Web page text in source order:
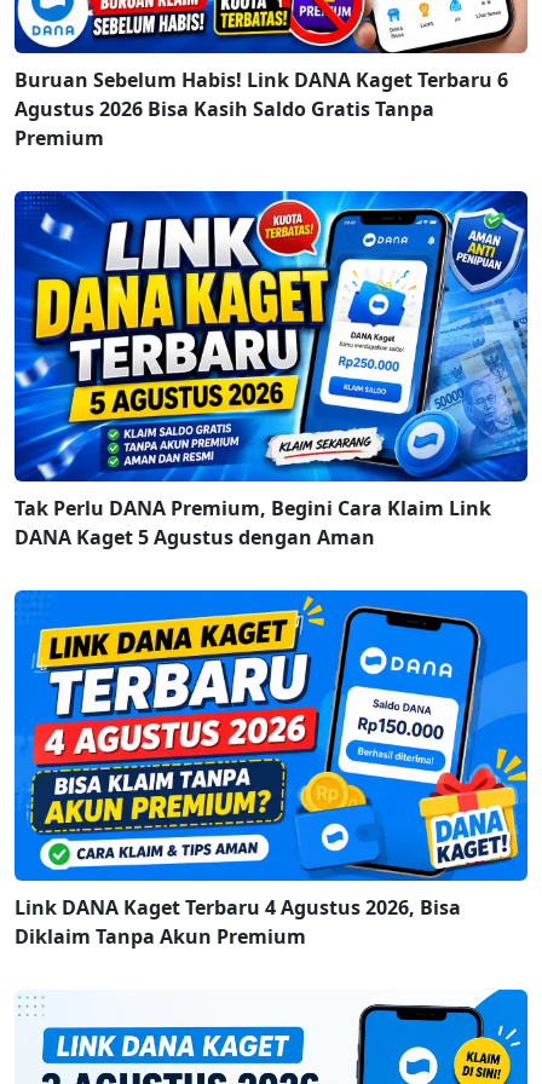
Buruan Sebelum Habis! Link DANA Kaget Terbaru 6
Agustus 2026 Bisa Kasih Saldo Gratis Tanpa
Premium
Tak Perlu DANA Premium, Begini Cara Klaim Link
DANA Kaget 5 Agustus dengan Aman
Link DANA Kaget Terbaru 4 Agustus 2026, Bisa
Diklaim Tanpa Akun Premium